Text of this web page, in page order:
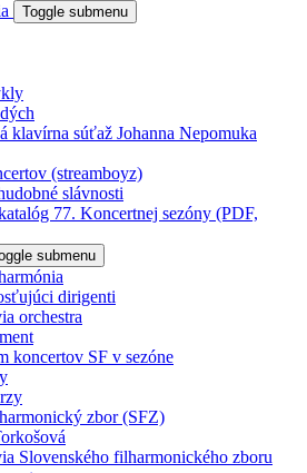
Toggle submenu
klavírna súťaž Johanna Nepomuka
(streamboyz)
slávnosti
77. Koncertnej sezóny (PDF,
submenu
dirigenti
orchestra
koncertov SF v sezóne
zbor (SFZ)
Slovenského filharmonického zboru